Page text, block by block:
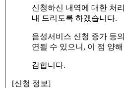
신청하신 내역에 대한 처
내 드리도록 하겠습니다.
음성서비스 신청 증가 등
연될 수 있으니, 이 점 양
감합니다.
[신청 정보]